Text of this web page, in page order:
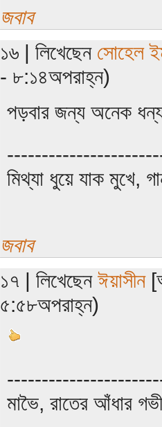
জবাব
১৬ | লিখেছেন সোহেল
- ৮:১৪অপরাহ্ন)
পড়বার জন্য অনেক
মিথ্যা ধুয়ে যাক মুখে,
জবাব
১৭ | লিখেছেন ঈয়াসীন
৫:৫৮অপরাহ্ন)
মাভৈ, রাতের আঁধার